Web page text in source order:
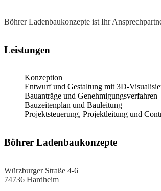
Böhrer Ladenbaukonzepte ist Ihr
Leistungen
Konzeption
Entwurf und Gestaltung mit 3D-
Bauanträge und Genehmigungsverfahren
Bauzeitenplan und Bauleitung
Projektsteuerung, Projektleitung und
Böhrer Ladenbaukonzepte
Würzburger Straße 4-6
74736 Hardheim